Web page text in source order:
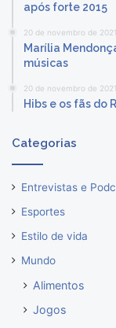
após forte 2015
20 de novembro de 2021
Marília
músicas
20 de novembro de 2021
Hibs e os fãs do
Categorias
Entrevistas e
Esportes
Estilo de vida
Mundo
Alimentos
Jogos